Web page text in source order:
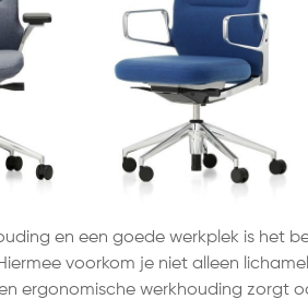
en een goede werkplek is het
voorkom je niet alleen
ergonomische werkhouding zorgt